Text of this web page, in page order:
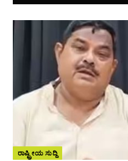
ರಾಷ್ಟ್ರೀಯ ಸುದ್ದಿ